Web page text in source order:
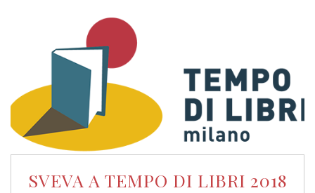
SVEVA A TEMPO DI LIBRI 2018